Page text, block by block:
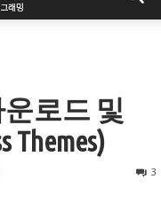
로드 및
Themes)
3